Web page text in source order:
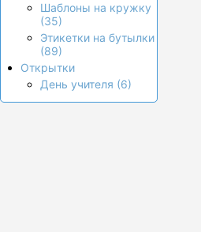
Шаблоны на кружку
(35)
Этикетки на бутылки
(89)
Открытки
День учителя (6)